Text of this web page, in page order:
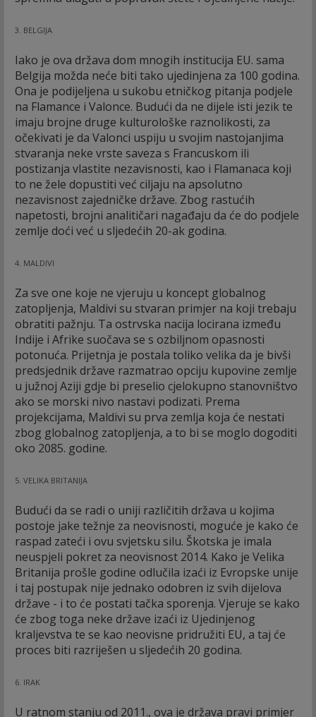
3. BELGIJA
Iako je ova država dom mnogih institucija EU. sama
Belgija možda neće biti tako ujedinjena za 100 godina.
Ona je podijeljena u sukobu etničkog pitanja podjele
na Flamance i Valonce. Budući da ne dijele isti jezik te
imaju brojne druge kulturološke raznolikosti, za
očekivati je da Valonci uspiju u svojim nastojanjima
stvaranja neke vrste saveza s Francuskom ili
postizanja vlastite nezavisnosti, kao i Flamanaca koji
to ne žele dopustiti već ciljaju na apsolutno
nezavisnost zajedničke države. Zbog rastućih
napetosti, brojni analitičari nagađaju da će do podjele
zemlje doći već u sljedećih 20-ak godina.
4. MALDIVI
Za sve one koje ne vjeruju u koncept globalnog
zatopljenja, Maldivi su stvaran primjer na koji trebaju
obratiti pažnju. Ta ostrvska nacija locirana između
Indije i Afrike suočava se s ozbiljnom opasnosti
potonuća. Prijetnja je postala toliko velika da je bivši
predsjednik države razmatrao opciju kupovine zemlje
u južnoj Aziji gdje bi preselio cjelokupno stanovništvo
ako se morski nivo nastavi podizati. Prema
projekcijama, Maldivi su prva zemlja koja će nestati
zbog globalnog zatopljenja, a to bi se moglo dogoditi
oko 2085. godine.
5. VELIKA BRITANIJA
Budući da se radi o uniji različitih država u kojima
postoje jake težnje za neovisnosti, moguće je kako će
raspad zateći i ovu svjetsku silu. Škotska je imala
neuspjeli pokret za neovisnost 2014. Kako je Velika
Britanija prošle godine odlučila izaći iz Evropske unije
i taj postupak nije jednako odobren iz svih dijelova
države - i to će postati tačka sporenja. Vjeruje se kako
će zbog toga neke države izaći iz Ujedinjenog
kraljevstva te se kao neovisne pridružiti EU, a taj će
proces biti razriješen u sljedećih 20 godina.
6. IRAK
U ratnom stanju od 2011., ova je država pravi primjer